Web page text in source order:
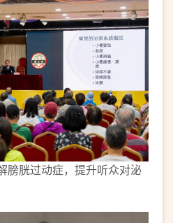
膀胱过动症，提升听众对泌